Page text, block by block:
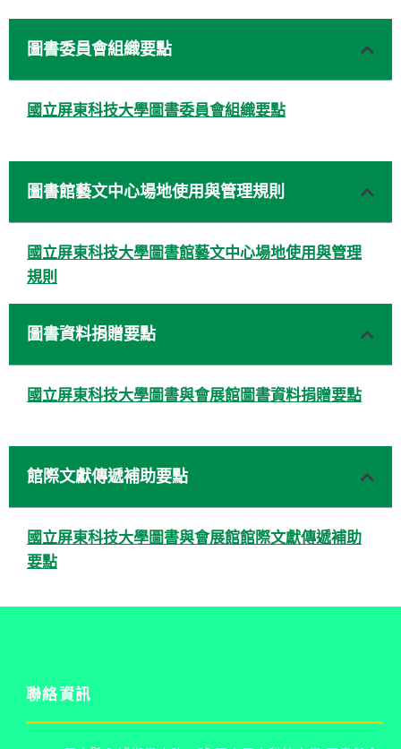
圖書委員會組織要點
國立屏東科技大學圖書委員會組織要點
圖書館藝文中心場地使用與管理規則
國立屏東科技大學圖書館藝文中心場地使用與管理
規則
圖書資料捐贈要點
國立屏東科技大學圖書與會展館圖書資料捐贈要點
館際文獻傳遞補助要點
國立屏東科技大學圖書與會展館館際文獻傳遞補助
要點
聯絡資訊